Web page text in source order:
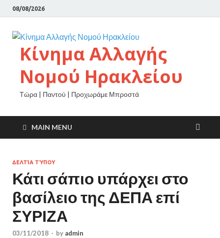
08/08/2026
Κίνημα Αλλαγής
Νομού Ηρακλείου
Τώρα | Παντού | Προχωράμε Μπροστά
MAIN MENU
ΔΕΛΤΊΑ ΤΎΠΟΥ
Κάτι σάπιο υπάρχει στο
βασίλειο της ΔΕΠΑ επί
ΣΥΡΙΖΑ
03/11/2018 - by admin